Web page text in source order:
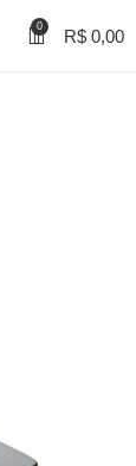
0 R$ 0,00